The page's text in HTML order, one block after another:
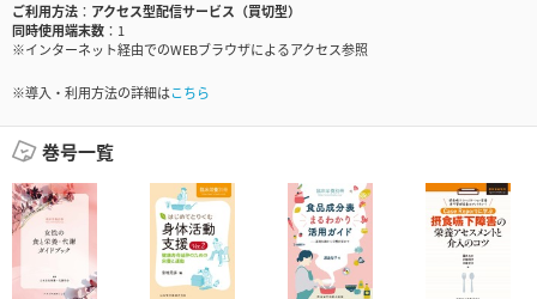
ご利用方法
アクセス型配信サービス（買切型）
同時使用端末数
1
※インターネット経由でのWEBブラウザによるアクセス参照
※導入・利用方法の詳細はこちら
巻号一覧